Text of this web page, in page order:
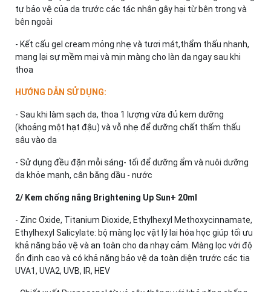
tự bảo vệ của da trước các tác nhân gây hại từ bên trong và
bên ngoài
- Kết cấu gel cream mỏng nhẹ và tươi mát,thẩm thấu nhanh,
mang lại sự mềm mại và mịn màng cho làn da ngay sau khi
thoa
HƯỚNG DẪN SỬ DỤNG:
- Sau khi làm sạch da, thoa 1 lượng vừa đủ kem dưỡng
(khoảng một hạt đậu) và vỗ nhẹ để dưỡng chất thấm thấu
sâu vào da
- Sử dụng đều đặn mỗi sáng- tối để dưỡng ẩm và nuôi dưỡng
da khỏe mạnh, cân bằng dầu - nước
2/ Kem chống nắng Brightening Up Sun+ 20ml
- Zinc Oxide, Titanium Dioxide, Ethylhexyl Methoxycinnamate,
Ethylhexyl Salicylate: bộ màng lọc vật lý lai hóa học giúp tối ưu
khả năng bảo vệ và an toàn cho da nhạy cảm. Màng lọc với độ
ổn định cao và có khả năng bảo vệ da toàn diện trước các tia
UVA1, UVA2, UVB, IR, HEV